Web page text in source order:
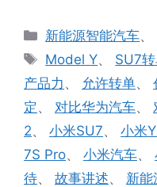
分
类
新能源智能汽车、
标
签
Model Y、 SU7
产品力 、 允许转单、
定 、 对比华为汽车、
2、 小米SU7、 小米
7S Pro、 小米汽车、
待、 故事讲述、 新能